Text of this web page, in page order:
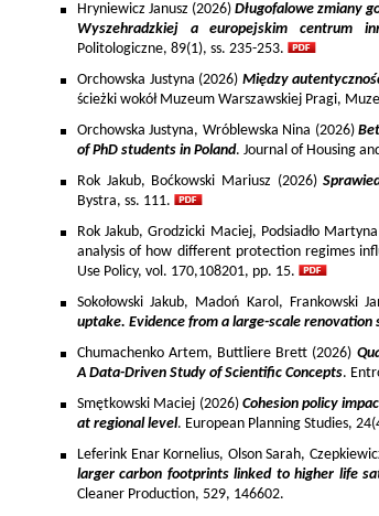
Hryniewicz Janusz (2026) Długofalowe zmiany
Wyszehradzkiej a europejskim centrum
Politologiczne, 89(1), ss. 235-253.
Orchowska Justyna (2026) Między
ścieżki wokół Muzeum Warszawskiej Pragi,
Orchowska Justyna, Wróblewska Nina (2026)
of PhD students in Poland. Journal of Housing
Rok Jakub, Boćkowski Mariusz (2026)
Bystra, ss. 111.
Rok Jakub, Grodzicki Maciej, Podsiadło
analysis of how different protection regimes
Use Policy, vol. 170,108201, pp. 15.
Sokołowski Jakub, Madoń Karol, Frankowski
uptake. Evidence from a large-scale renovation
Chumachenko Artem, Buttliere Brett (2026)
A Data-Driven Study of Scientific Concepts.
Smętkowski Maciej (2026) Cohesion policy
at regional level. European Planning Studies,
Leferink Enar Kornelius, Olson Sarah,
larger carbon footprints linked to higher life
Cleaner Production, 529, 146602.